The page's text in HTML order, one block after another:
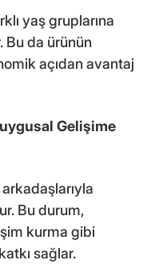
yaş gruplarına
Bu da ürünün
açıdan avantaj
Gelişime
Bu durum,
kurma gibi
sağlar.